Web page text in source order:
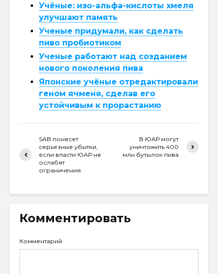
Учёные: изо-альфа-кислоты хмеля
улучшают память
Ученые придумали, как сделать
пиво пробиотиком
Ученые работают над созданием
нового поколения пива
Японские учёные отредактировали
геном ячменя, сделав его
устойчивым к прорастанию
SAB понесет
серьезные убытки,
если власти ЮАР не
ослабят
ограничения
В ЮАР могут
уничтожить 400
млн бутылок пива
Комментировать
Комментарий